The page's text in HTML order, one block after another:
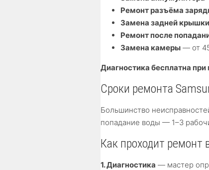
Ремонт разъёма
Замена задней крышки
Ремонт после
Замена камеры — от
Диагностика бесплатна
Сроки ремонта
Большинство
попадание воды — 1–3
Как проходит ремонт
1. Диагностика — мастер